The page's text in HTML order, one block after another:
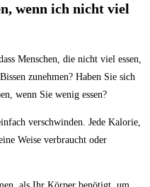
wenn ich nicht viel
Menschen, die nicht viel essen,
zunehmen? Haben Sie sich
wenn Sie wenig essen?
verschwinden. Jede Kalorie,
Weise verbraucht oder